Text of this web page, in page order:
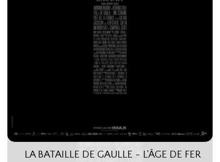
LA BATAILLE DE GAULLE - L'ÂGE DE FER